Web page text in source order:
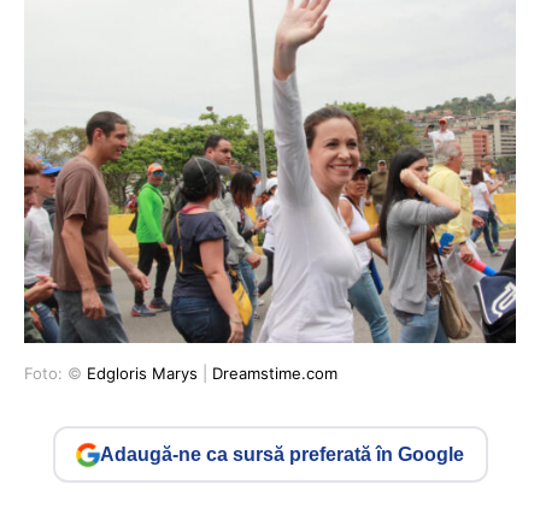
Foto: © Edgloris Marys Dreamstime.com
Adaugă-ne ca sursă preferată în Google